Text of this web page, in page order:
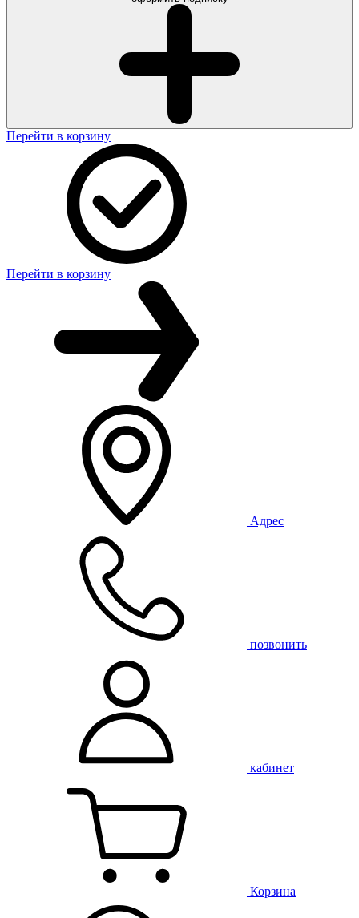
Перейти в корзину
Перейти в корзину
Адрес
позвонить
кабинет
Корзина